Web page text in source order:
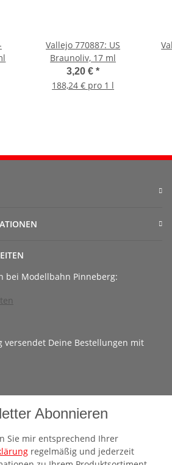
Vallejo 770887: US
Braunoliv, 17 ml
3,20 €*
188,24 € pro 1 l
bei Modellbahn Pinneberg:
versendet Deine Bestellungen mit
Abonnieren
Sie mir entsprechend Ihrer
regelmäßig und jederzeit